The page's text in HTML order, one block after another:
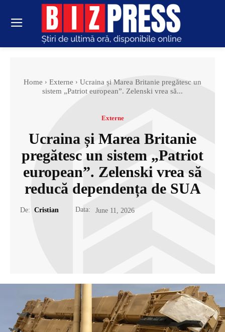
Home Externe
Ucraina și Marea Britanie pregătesc un
sistem „Patriot european”. Zelenski vrea să...
Externe
Ucraina și Marea Britanie
pregătesc un sistem „Patriot
european”. Zelenski vrea să
reducă dependența de SUA
De: Cristian Data: June 11, 2026